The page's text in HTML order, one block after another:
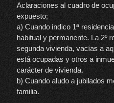
Aclaraciones al cuadro de
expuesto;
a) Cuando indico 1ª
habitual y permanente. La 2º
segunda vivienda, vacías a
está ocupadas y otros a
carácter de vivienda.
b) Cuando aludo a jubilados
familia.